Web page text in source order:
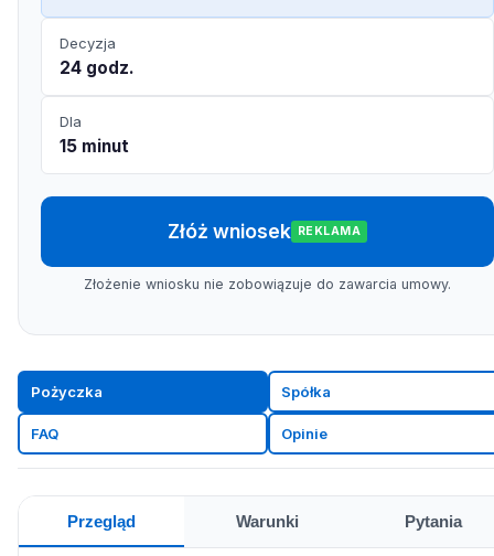
Decyzja
24 godz.
Dla
15 minut
Złóż wniosek REKLAMA
Złożenie wniosku nie zobowiązuje do zawarcia umowy.
Pożyczka Spółka
FAQ Opinie
Przegląd Warunki Pytania